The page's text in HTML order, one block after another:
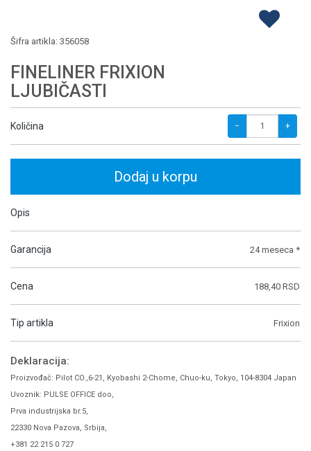
Šifra artikla: 356058
FINELINER FRIXION
LJUBIČASTI
Količina − +
Dodaj u korpu
Opis
Garancija 24 meseca *
Cena 188,40 RSD
Tip artikla Frixion
Deklaracija:
Proizvođač: Pilot CO.,6-21, Kyobashi 2-Chome, Chuo-ku, Tokyo, 104-8304 Japan
Uvoznik: PULSE OFFICE doo,
Prva industrijska br.5,
22330 Nova Pazova, Srbija,
+381 22 215 0 727